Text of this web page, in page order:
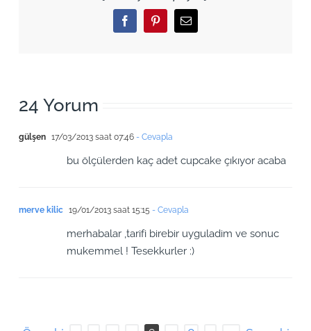
FacebookPinterestEmail
24 Yorum
gülşen 17/03/2013 saat 07:46- Cevapla
bu ölçülerden kaç adet cupcake çıkıyor acaba
merve kilic 19/01/2013 saat 15:15 - Cevapla
merhabalar ,tarifi birebir uyguladim ve sonuc
mukemmel ! Tesekkurler :)